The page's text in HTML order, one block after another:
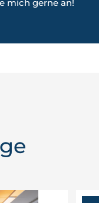
mich gerne an!